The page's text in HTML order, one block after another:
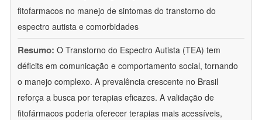
fitofarmacos no manejo de sintomas do transtorno do
espectro autista e comorbidades
Resumo: O Transtorno do Espectro Autista (TEA) tem
déficits em comunicação e comportamento social, tornando
o manejo complexo. A prevalência crescente no Brasil
reforça a busca por terapias eficazes. A validação de
fitofármacos poderia oferecer terapias mais acessíveis,